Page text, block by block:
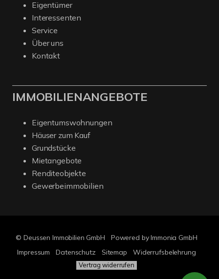
Eigentümer
Interessenten
Service
Über uns
Kontakt
IMMOBILIENANGEBOTE
Eigentumswohnungen
Häuser zum Kauf
Grundstücke
Mietangebote
Renditeobjekte
Gewerbeimmobilien
© Deussen Immobilien GmbH
Powered by Immonia GmbH
Impressum
Datenschutz Sitemap Widerrufsbelehrung
Vertrag widerrufen